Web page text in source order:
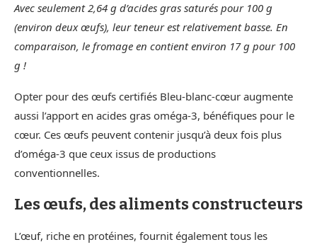
Avec seulement 2,64 g d’acides gras saturés pour 100 g
(environ deux œufs), leur teneur est relativement basse. En
comparaison, le fromage en contient environ 17 g pour 100
g !
Opter pour des œufs certifiés Bleu-blanc-cœur augmente
aussi l’apport en acides gras oméga-3, bénéfiques pour le
cœur. Ces œufs peuvent contenir jusqu’à deux fois plus
d’oméga-3 que ceux issus de productions
conventionnelles.
Les œufs, des aliments constructeurs
L’œuf, riche en protéines, fournit également tous les